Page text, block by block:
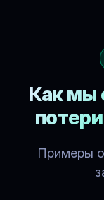
Как мы
Примеры